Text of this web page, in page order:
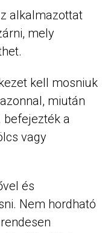
alkalmazottat
mely
kell mosniuk
miután
befejezték a
vagy
és
Nem hordható